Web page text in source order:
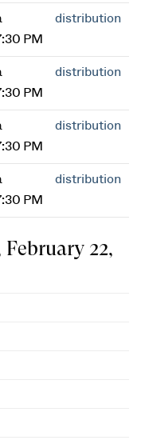
PM
distribution
PM
distribution
PM
distribution
PM
distribution
22,